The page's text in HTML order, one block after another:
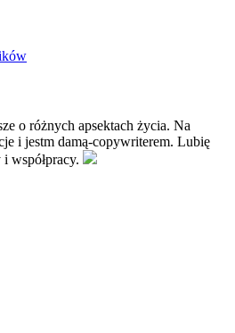
o różnych apsektach życia. Na
i jestm damą-copywriterem. Lubię
współpracy.